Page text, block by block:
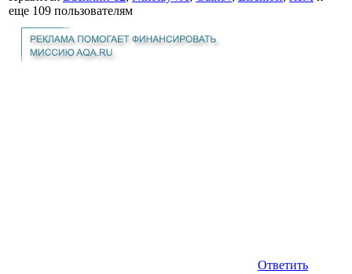
еще 109 пользователям
Ответить